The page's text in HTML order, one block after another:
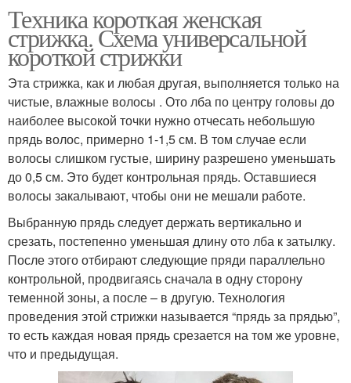
Техника короткая женская
стрижка. Схема универсальной
короткой стрижки
Эта стрижка, как и любая другая, выполняется только на
чистые, влажные волосы . Ото лба по центру головы до
наиболее высокой точки нужно отчесать небольшую
прядь волос, примерно 1-1,5 см. В том случае если
волосы слишком густые, ширину разрешено уменьшать
до 0,5 см. Это будет контрольная прядь. Оставшиеся
волосы закалывают, чтобы они не мешали работе.
Выбранную прядь следует держать вертикально и
срезать, постепенно уменьшая длину ото лба к затылку.
После этого отбирают следующие пряди параллельно
контрольной, продвигаясь сначала в одну сторону
теменной зоны, а после – в другую. Технология
проведения этой стрижки называется “прядь за прядью”,
то есть каждая новая прядь срезается на том же уровне,
что и предыдущая.